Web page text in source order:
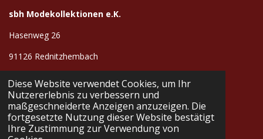
Diese Website verwendet Cookies, um Ihr
Nutzererlebnis zu verbessern und
maßgeschneiderte Anzeigen anzuzeigen. Die
fortgesetzte Nutzung dieser Website bestätigt
Ihre Zustimmung zur Verwendung von
sbh Modekollektionen e.K.
Hasenweg 26
91126 Rednitzhembach
+491749302928
info@sbh-werbetextilien.de
© 2024 - 2026 sbh Modekollektionen
Mit Unterstützung vonWebador